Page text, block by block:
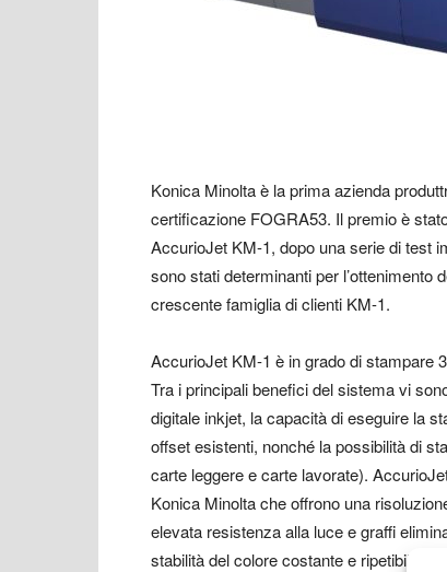
Konica Minolta è la prima azienda
certificazione FOGRA53. Il premio è
AccurioJet KM-1, dopo una serie di test
sono stati determinanti per
crescente famiglia di clienti KM-1.
AccurioJet KM-1 è in grado di stampare
Tra i principali benefici del sistema vi
digitale inkjet, la capacità di eseguire la
offset esistenti, nonché la possibilità di
carte leggere e carte lavorate).
Konica Minolta che offrono una
elevata resistenza alla luce e graffi
stabilità del colore costante e ripetibilità